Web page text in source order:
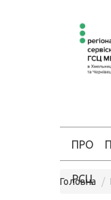
ПРО
РСЦ
Головна